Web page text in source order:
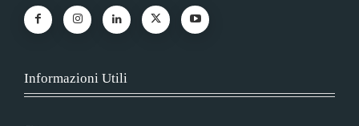
Informazioni Utili